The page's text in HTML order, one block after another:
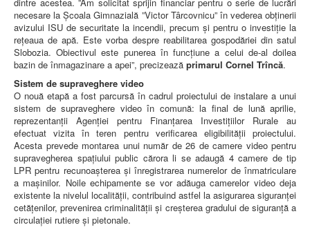
necesare la Școala Gimnazială ”Victor Târcovnicu” în vederea obținerii
avizului ISU de securitate la incendii, precum și pentru o investiție la
rețeaua de apă. Este vorba despre reabilitarea gospodăriei din satul
Slobozia. Obiectivul este punerea în funcțiune a celui de-al doilea
bazin de înmagazinare a apei”, precizează primarul Cornel Trîncă.
Sistem de supraveghere video
O nouă etapă a fost parcursă în cadrul proiectului de instalare a unui
sistem de supraveghere video în comună: la final de lună aprilie,
reprezentanții Agenției pentru Finanțarea Investițiilor Rurale au
efectuat vizita în teren pentru verificarea eligibilității proiectului.
Acesta prevede montarea unui număr de 26 de camere video pentru
supravegherea spațiului public cărora li se adaugă 4 camere de tip
LPR pentru recunoașterea și înregistrarea numerelor de înmatriculare
a mașinilor. Noile echipamente se vor adăuga camerelor video deja
existente la nivelul localității, contribuind astfel la asigurarea siguranței
cetățenilor, prevenirea criminalității și creșterea gradului de siguranță a
circulației rutiere și pietonale.